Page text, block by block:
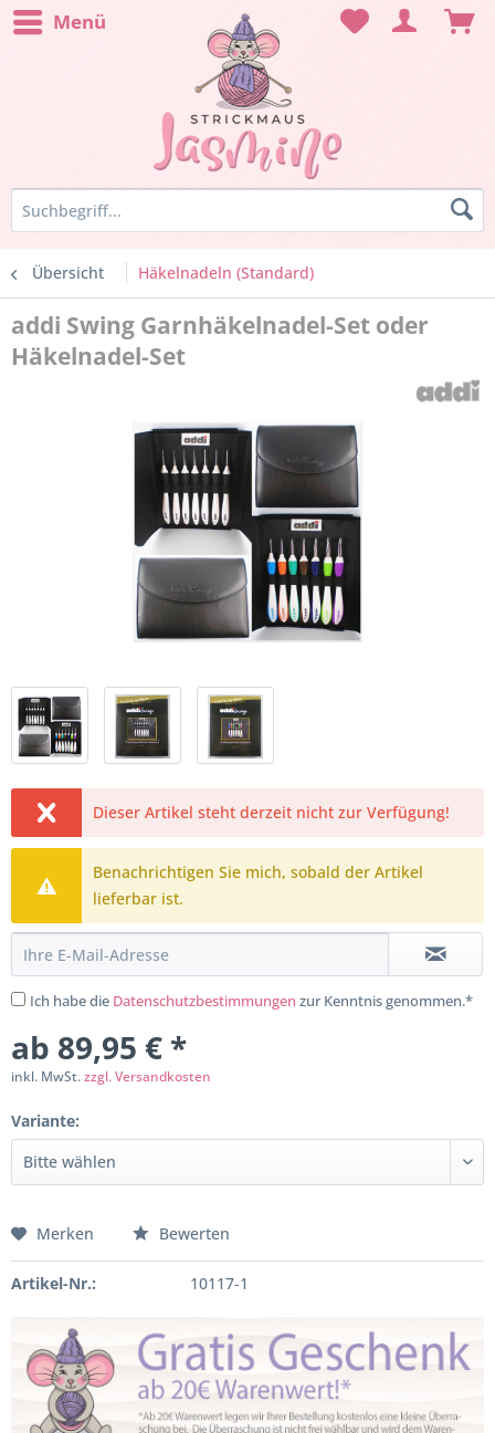
Menü
Übersicht Häkelnadeln (Standard)
addi Swing Garnhäkelnadel-Set oder
Häkelnadel-Set
Dieser Artikel steht derzeit nicht zur Verfügung!
Benachrichtigen Sie mich, sobald der Artikel
lieferbar ist.
Ich habe die Datenschutzbestimmungen zur Kenntnis genommen.*
ab 89,95 € *
inkl. MwSt.zzgl. Versandkosten
Variante:
Merken Bewerten
Artikel-Nr.: 10117-1